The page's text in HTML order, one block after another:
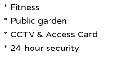
* Fitness
* Public garden
* CCTV & Access Card
* 24-hour security